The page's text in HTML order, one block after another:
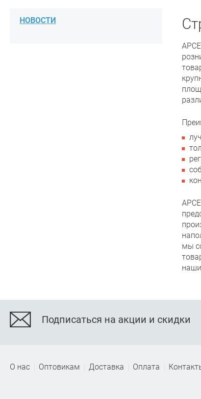
НОВОСТИ
мы
Подписаться на акции и скидки
О нас Оптовикам Доставка Оплата